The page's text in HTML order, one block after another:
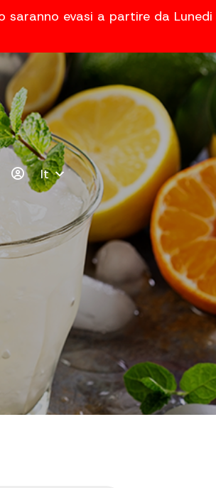
saranno evasi a partire da
It